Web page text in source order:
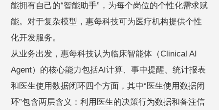
能拥有自己的“智能助手”，为每个岗位的个性化需求赋
能。对于复杂模型，惠每科技可为医疗机构提供个性
化开发服务。
从业务出发，惠每科技认为临床智能体（Clinical AI
Agent）的核心能力包括AI计算、事中提醒、统计报表
和医生使用数据闭环四个方面，其中“医生使用数据闭
环”包含两层含义：利用医生的决策行为数据和备注信